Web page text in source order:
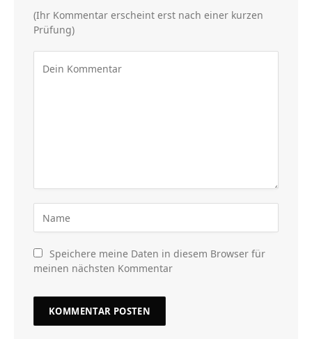
(Ihr Kommentar erscheint erst nach einer kurzen
Prüfung)
Speichere meine Daten in diesem Browser für
meinen nächsten Kommentar